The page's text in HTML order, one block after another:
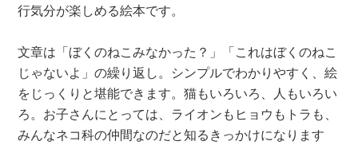
行気分が楽しめる絵本です。
文章は「ぼくのねこみなかった？」「これはぼくのねこ
じゃないよ」の繰り返し。シンプルでわかりやすく、絵
をじっくりと堪能できます。猫もいろいろ、人もいろい
ろ。お子さんにとっては、ライオンもヒョウもトラも、
みんなネコ科の仲間なのだと知るきっかけになります